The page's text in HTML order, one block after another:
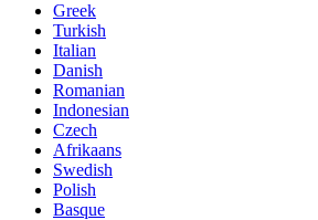
Greek
Turkish
Italian
Danish
Romanian
Indonesian
Czech
Afrikaans
Swedish
Polish
Basque